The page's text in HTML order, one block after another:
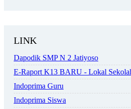
LINK
Dapodik SMP N 2 Jatiyoso
E-Raport K13 BARU - Lokal
Indoprima Guru
Indoprima Siswa